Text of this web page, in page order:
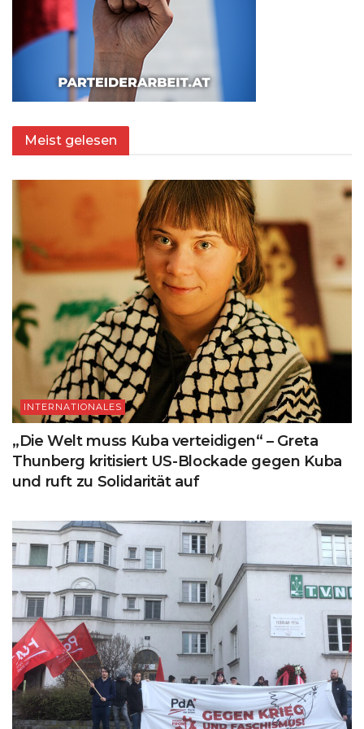
Meist gelesen
INTERNATIONALES
„Die Welt muss Kuba verteidigen“ – Greta
Thunberg kritisiert US-Blockade gegen Kuba
und ruft zu Solidarität auf